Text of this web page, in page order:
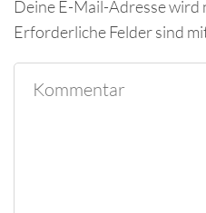
Deine E-Mail-Adresse
Erforderliche Felder sind